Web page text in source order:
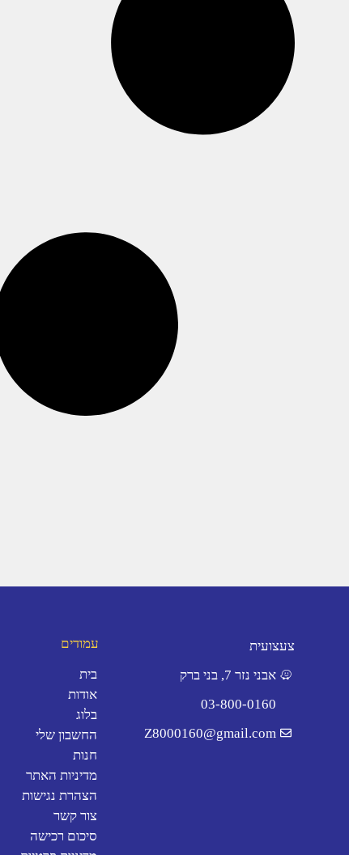
צעצועית
אבני נזר 7, בני ברק
03-800-0160
Z8000160@gmail.com
עמודים
בית
אודות
בלוג
החשבון שלי
חנות
מדיניות האתר
הצהרת נגישות
צור קשר
סיכום רכישה